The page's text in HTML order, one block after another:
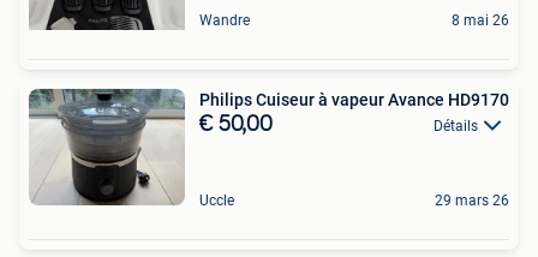
Wandre 8 mai 26
Philips Cuiseur à vapeur Avance HD9170
€ 50,00 Détails
Uccle 29 mars 26